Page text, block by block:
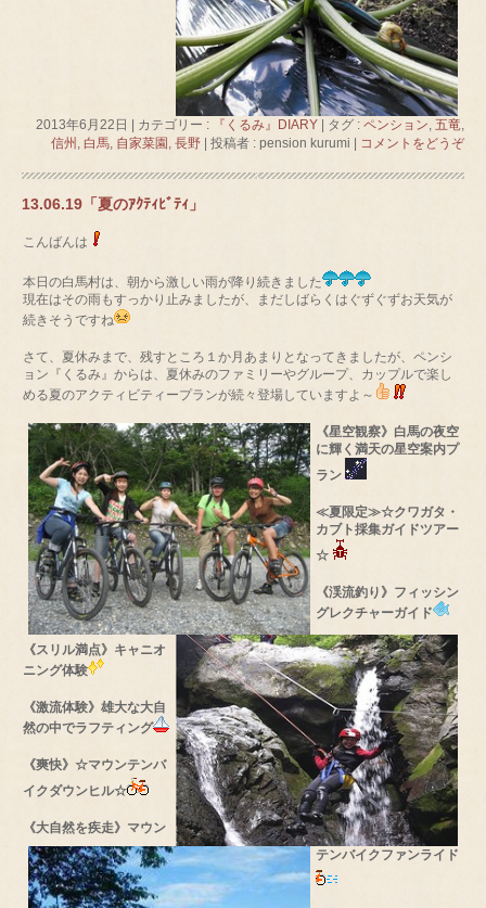
2013年6月22日 | カテゴリー : 『くるみ』DIARY | タグ : ペンション, 五竜,
信州 , 白馬, 自家菜園, 長野 | 投稿者 : pension kurumi | コメントをどうぞ
13.06.19「夏のｱｸﾃｨﾋﾞﾃｨ」
こんばんは
本日の白馬村は、朝から激しい雨が降り続きました
現在はその雨もすっかり止みましたが、まだしばらくはぐずぐずお天気が
続きそうですね
さて、夏休みまで、残すところ１か月あまりとなってきましたが、ペンシ
ョン『くるみ』からは、夏休みのファミリーやグループ、カップルで楽し
める夏のアクティビティープランが続々登場していますよ～
《星空観察》白馬の夜空
に輝く満天の星空案内プ
ラン
≪夏限定≫☆クワガタ・
カブト採集ガイドツアー
☆
《渓流釣り》フィッシン
グレクチャーガイド
《スリル満点》キャニオ
ニング体験
《激流体験》雄大な大自
然の中でラフティング
《爽快》☆マウンテンバ
イクダウンヒル☆
《大自然を疾走》マウン
テンバイクファンライド